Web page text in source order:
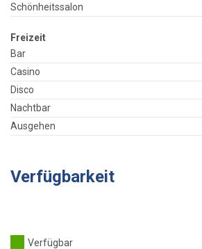
Schönheitssalon
Freizeit
Bar
Casino
Disco
Nachtbar
Ausgehen
Verfügbarkeit
Verfügbar